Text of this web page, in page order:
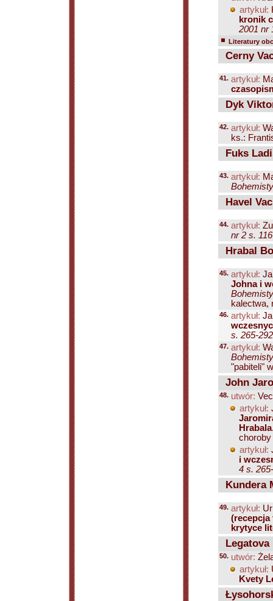
artykuł:
kronik
2001 nr
Literatury
Cerny
41. artykuł:
Dyk
42. artykuł:
ks.:
Fuks
43. artykuł:
Havel
44. artykuł:
nr 2 s.
Hrabal
45. artykuł:
Johna i
kalectwa,
46. artykuł:
s. 265-292
47. artykuł:
"pabiteli"
John
48. utwór:
artykuł:
Hrabala
choroby
artykuł:
i
4 s.
Kundera
49. artykuł:
(recepcja
krytyce
Legatova
50. utwór:
artykuł:
Kvety